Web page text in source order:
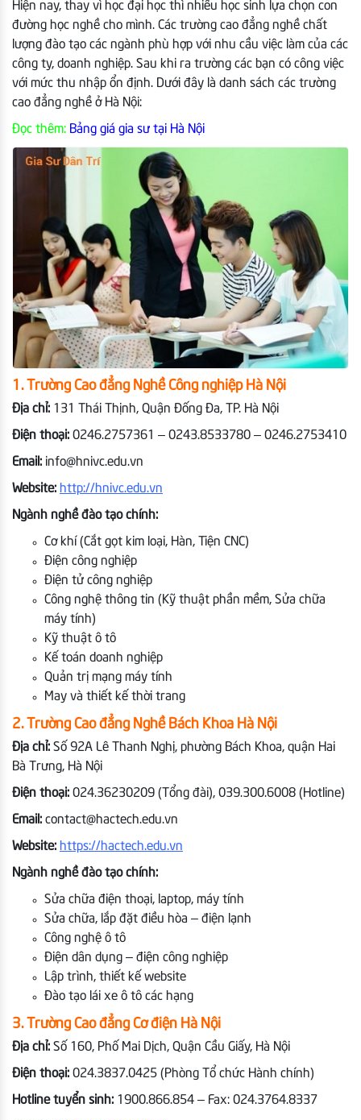
Hiện nay, thay vì học đại học thì nhiều học sinh lựa chọn con
đường học nghề cho mình. Các trường cao đẳng nghề chất
lượng đào tạo các ngành phù hợp với nhu cầu việc làm của các
công ty, doanh nghiệp. Sau khi ra trường các bạn có công việc
với mức thu nhập ổn định. Dưới đây là danh sách các trường
cao đẳng nghề ở Hà Nội:
Đọc thêm: Bảng giá gia sư tại Hà Nội
1. Trường Cao đẳng Nghề Công nghiệp Hà Nội
Địa chỉ: 131 Thái Thịnh, Quận Đống Đa, TP. Hà Nội
Điện thoại: 0246.2757361 – 0243.8533780 – 0246.2753410
Email: info@hnivc.edu.vn
Website: http://hnivc.edu.vn
Ngành nghề đào tạo chính:
Cơ khí (Cắt gọt kim loại, Hàn, Tiện CNC)
Điện công nghiệp
Điện tử công nghiệp
Công nghệ thông tin (Kỹ thuật phần mềm, Sửa chữa
máy tính)
Kỹ thuật ô tô
Kế toán doanh nghiệp
Quản trị mạng máy tính
May và thiết kế thời trang
2. Trường Cao đẳng Nghề Bách Khoa Hà Nội
Địa chỉ: Số 92A Lê Thanh Nghị, phường Bách Khoa, quận Hai
Bà Trưng, Hà Nội
Điện thoại: 024.36230209 (Tổng đài), 039.300.6008 (Hotline)
Email: contact@hactech.edu.vn
Website: https://hactech.edu.vn
Ngành nghề đào tạo chính:
Sửa chữa điện thoại, laptop, máy tính
Sửa chữa, lắp đặt điều hòa – điện lạnh
Công nghệ ô tô
Điện dân dụng – điện công nghiệp
Lập trình, thiết kế website
Đào tạo lái xe ô tô các hạng
3. Trường Cao đẳng Cơ điện Hà Nội
Địa chỉ: Số 160, Phố Mai Dịch, Quận Cầu Giấy, Hà Nội
Điện thoại: 024.3837.0425 (Phòng Tổ chức Hành chính)
Hotline tuyển sinh: 1900.866.854 – Fax: 024.3764.8337